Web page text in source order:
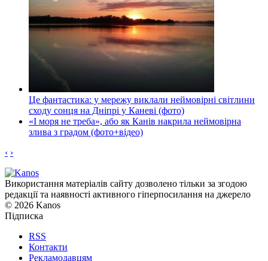
Це фантастика: у мережу виклали неймовірні світлини
сходу сонця на Дніпрі у Каневі (фото)
«І моря не треба», або як Канів накрила неймовірна
злива з градом (фото+відео)
‹ ›
Використання матеріалів сайту дозволено тільки за згодою
редакції та наявності активного гіперпосилання на джерело
© 2026 Kanos
Підписка
RSS
Контакти
Рекламодавцям